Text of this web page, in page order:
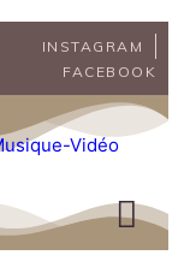
INSTAGRAM
FACEBOOK